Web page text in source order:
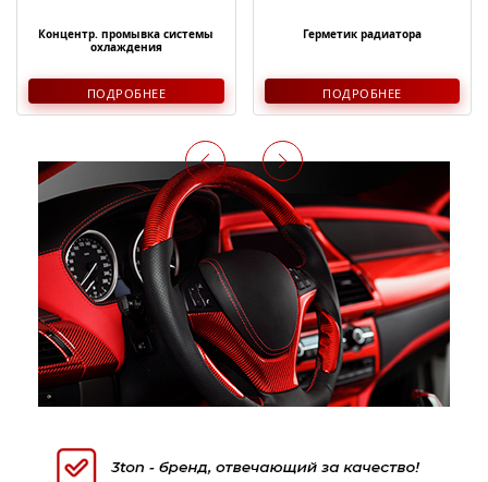
Концентр. промывка системы
охлаждения
ПОДРОБНЕЕ
Герметик радиатора
ПОДРОБНЕЕ